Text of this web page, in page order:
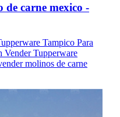
carne mexico -
Tampico Para
Vender Tupperware
molinos de carne